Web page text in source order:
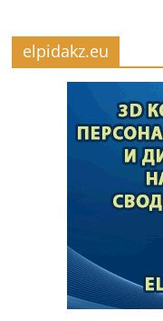
elpidakz.eu